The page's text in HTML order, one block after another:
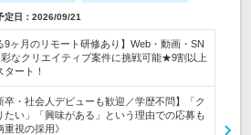
日：2026/09/21
9ヶ月のリモート研修あり】Web・動画・SN
なクリエイティブ案件に挑戦可能★9割以上
ート！
卒・社会人デビューも歓迎／学歴不問】「ク
たい」「興味がある」という理由での応募も
視の採用》